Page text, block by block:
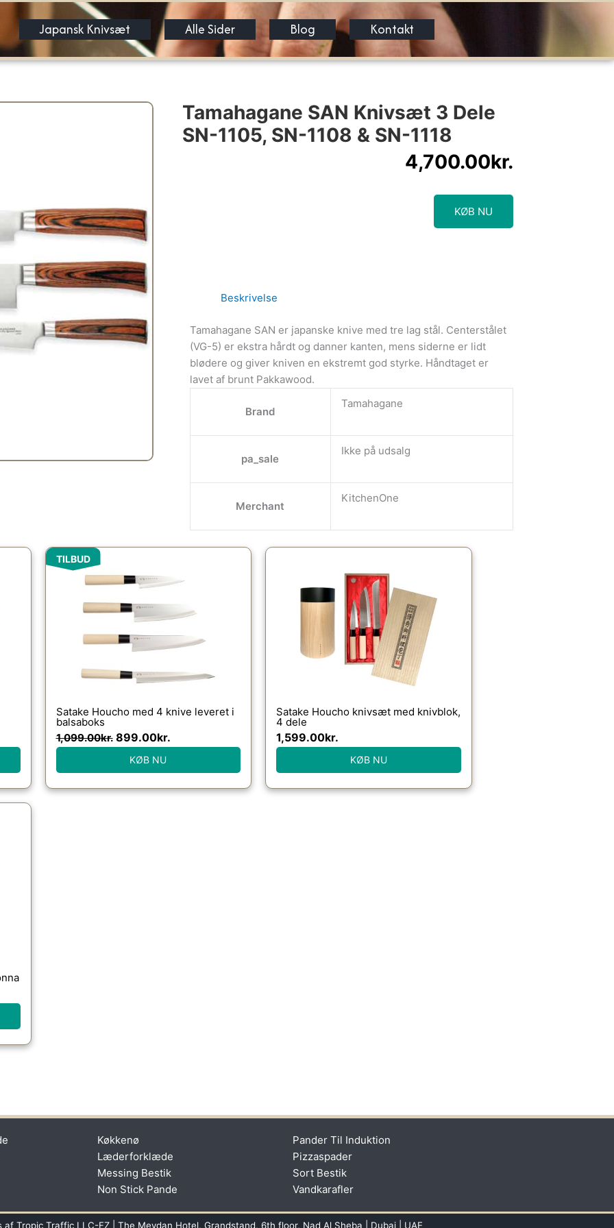
Japansk Knivsæt Alle Sider Blog Kontakt
Tamahagane SAN Knivsæt 3 Dele
SN-1105, SN-1108 & SN-1118
4,700.00kr.
KØB NU
Beskrivelse
Tamahagane SAN er japanske knive med tre lag stål. Centerstålet
(VG-5) er ekstra hårdt og danner kanten, mens siderne er lidt
blødere og giver kniven en ekstremt god styrke. Håndtaget er
lavet af brunt Pakkawood.
Brand
Tamahagane
pa_sale
Ikke på udsalg
Merchant
KitchenOne
TILBUD
Satake Houcho med 4 knive leveret i
balsaboks
1,099.00kr.
pris
1,099.00kr..
899.00kr.
pris
899.00kr..
KØB NU
Satake Houcho knivsæt med knivblok,
4 dele
1,599.00kr.
KØB NU
Køkkenø
Læderforklæde
Messing Bestik
Non Stick Pande
Pander Til Induktion
Pizzaspader
Sort Bestik
Vandkarafler
Tropic Traffic LLC-FZ | The Meydan Hotel, Grandstand, 6th floor, Nad Al Sheba | Dubai | UAE